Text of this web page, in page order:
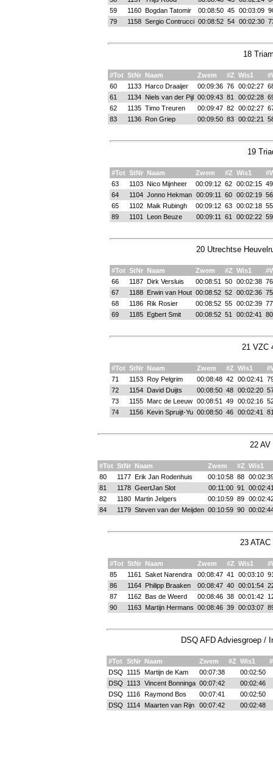
59
1160 Bogdan Tatomir 00:08:50 45 00:03:09
79
1158 Sergio Contrucci 00:08:52 54 00:02:30
18
#Tot StNr Naam Zwem #Z Wis1
60
1133 Harco Draaijer 00:09:36 76 00:02:27
61
1134 Niels van der Pijl 00:09:43 81 00:02:28
62
1135 Timo Treuren 00:09:47 82 00:02:27
83
1136 Ron Griep 00:09:50 83 00:02:21
19
#Tot StNr Naam Zwem #Z Wis1
63
1103 Nico Mijnheer 00:09:12 62 00:02:15 49
64
1104 Jonno Hekman 00:09:11 60 00:02:19 56
65
1102 Maik Rubingh 00:09:12 63 00:02:18 55
89
1101 Leon Beuze 00:09:11 61 00:02:22 59
20 Utrechtse
#Tot StNr Naam Zwem #Z Wis1
66
1187 Dirk Versluis 00:08:51 50 00:02:38 76
67
1188 Erwin van Hout 00:08:52 52 00:02:36 75
68
1186 Rik Rosier 00:08:52 55 00:02:39 77
69
1185 Egbert Smit 00:08:52 51 00:02:41 80
21 VZC
#Tot StNr Naam Zwem #Z Wis1
71
1153 Roy Pelgrim 00:08:48 42 00:02:41
72
1154 David Duijts 00:08:50 48 00:02:20
73
1155 Marc de Leeuw 00:08:51 49 00:02:16
74
1156 Kevin Spruijt-Yu 00:08:50 46 00:02:41
22 AV
#Tot StNr Naam Zwem #Z Wis1
80
1177 Erik Jan Rodenhuis 00:10:58 88
81
1178 GeertJan Slot 00:11:00 91
82
1180 Martin Jelgers 00:10:59 89
84
1179 Steven van der Meijden 00:10:59 90
23
#Tot StNr Naam Zwem #Z Wis1
85
1161 Saket Narendra 00:08:47 41 00:03:10
86
1164 Philipp Braaken 00:08:47 40 00:01:54
87
1162 Bas de Weerd 00:08:46 38 00:01:42
90
1163 Martijn Hermans 00:08:46 39 00:03:07
DSQ AFD Adviesgroep /
#Tot StNr Naam Zwem #Z Wis1
DSQ
1115 Martijn de Kam 00:07:38
00:02:50
DSQ
1113 Vincent Bonninga 00:07:42
00:02:46
DSQ
1116 Raymond Bos 00:07:41
00:02:50
DSQ
1114 Maarten van Rijn 00:07:42 00:02:48